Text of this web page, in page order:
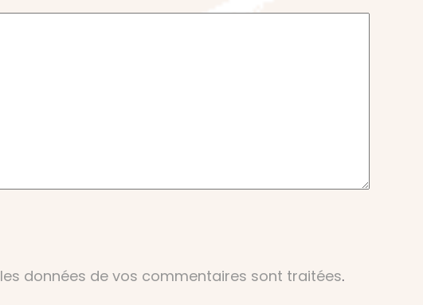
données de vos commentaires sont traitées.